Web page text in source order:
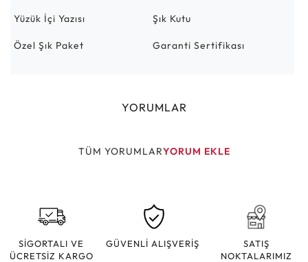
Yüzük İçi Yazısı Şık Kutu
Özel Şık Paket Garanti Sertifikası
YORUMLAR
TÜM YORUMLARYORUM EKLE
SİGORTALI VE
ÜCRETSİZ KARGO
GÜVENLİ ALIŞVERİŞ
SATIŞ
NOKTALARIMIZ